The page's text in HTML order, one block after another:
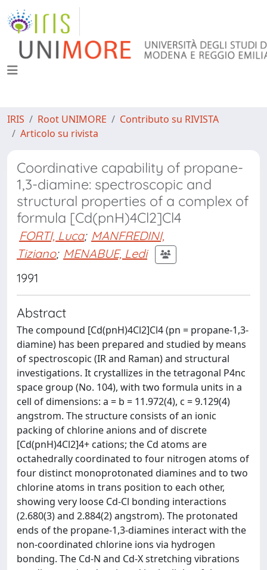
IRIS Root UNIMORE
Contributo su RIVISTA
Articolo su rivista
Coordinative capability of propane-
1,3-diamine: spectroscopic and
structural properties of a complex of
formula [Cd(pnH)4Cl2]Cl4
FORTI, Luca; MANFREDINI,
Tiziano; MENABUE, Ledi
1991
Abstract
The compound [Cd(pnH)4Cl2]Cl4 (pn = propane-1,3-
diamine) has been prepared and studied by means
of spectroscopic (IR and Raman) and structural
investigations. It crystallizes in the tetragonal P4nc
space group (No. 104), with two formula units in a
cell of dimensions: a = b = 11.972(4), c = 9.129(4)
angstrom. The structure consists of an ionic
packing of chlorine anions and of discrete
[Cd(pnH)4Cl2]4+ cations; the Cd atoms are
octahedrally coordinated to four nitrogen atoms of
four distinct monoprotonated diamines and to two
chlorine atoms in trans position to each other,
showing very loose Cd-Cl bonding interactions
(2.680(3) and 2.884(2) angstrom). The protonated
ends of the propane-1,3-diamines interact with the
non-coordinated chlorine ions via hydrogen
bonding. The Cd-N and Cd-X stretching vibrations